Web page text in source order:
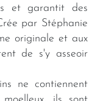
et garantit des
par Stéphanie
originale et aux
de s'y asseoir
ne contiennent